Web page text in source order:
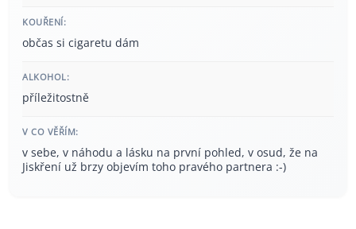
KOUŘENÍ:
občas si cigaretu dám
ALKOHOL:
příležitostně
V CO VĚŘÍM:
v sebe, v náhodu a lásku na první pohled, v osud, že na
Jiskření už brzy objevím toho pravého partnera :-)